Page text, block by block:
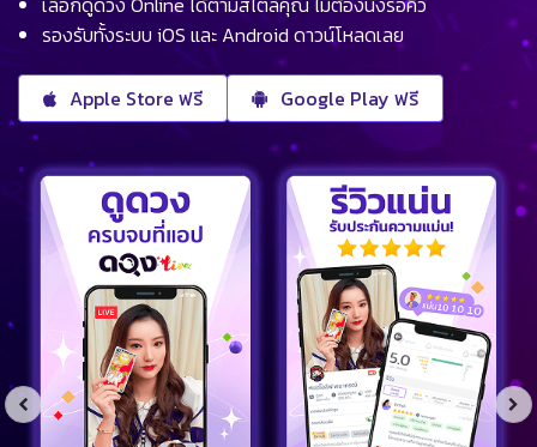
รองรับทั้งระบบ iOS และ Android ดาวน์โหลดเลย
Apple Store ฟรี Google Play ฟรี